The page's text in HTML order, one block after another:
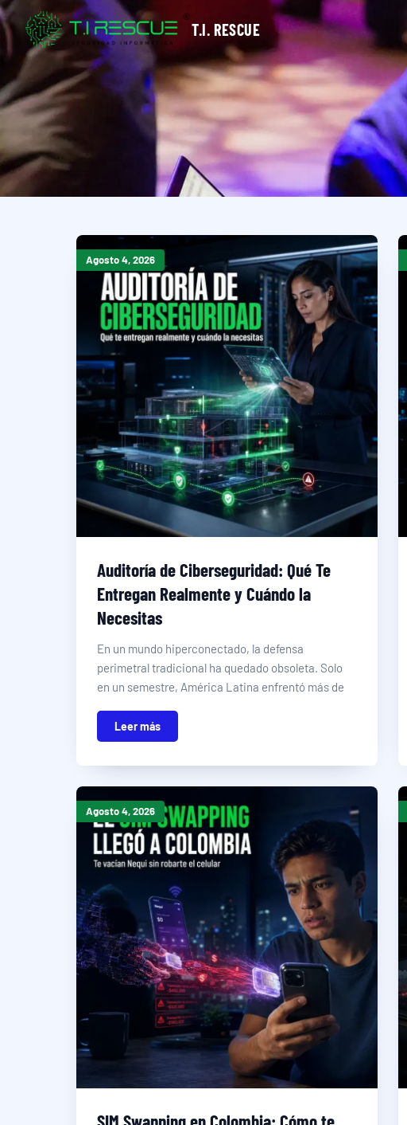
T.I. RESCUE
Agosto 4, 2026
Auditoría de Ciberseguridad: Qué Te
Entregan Realmente y Cuándo la
Necesitas
En un mundo hiperconectado, la defensa
perimetral tradicional ha quedado obsoleta. Solo
en un semestre, América Latina enfrentó más de
Leer más
Agosto 4, 2026